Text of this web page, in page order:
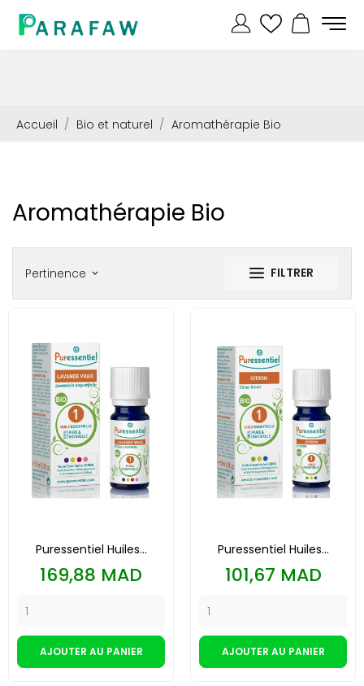
Accueil Bio et naturel Aromathérapie Bio
Aromathérapie Bio
Pertinence keyboard_arrow_down FILTRER
Puressentiel Huiles...
Prix
169,88 MAD
AJOUTER AU PANIER
Puressentiel Huiles...
Prix
101,67 MAD
AJOUTER AU PANIER